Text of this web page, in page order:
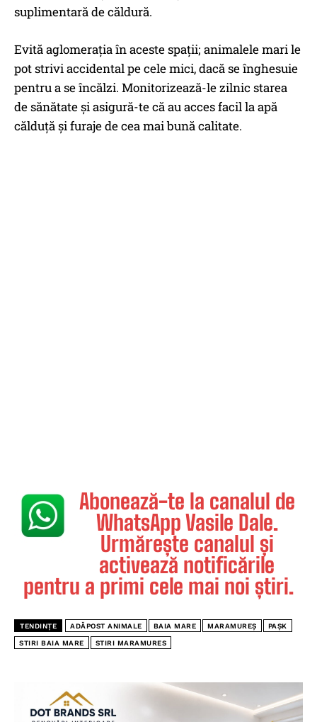
suplimentară de căldură.
Evită aglomerația în aceste spații; animalele mari le
pot strivi accidental pe cele mici, dacă se înghesuie
pentru a se încălzi. Monitorizează-le zilnic starea
de sănătate și asigură-te că au acces facil la apă
călduță și furaje de cea mai bună calitate.
Abonează-te la canalul de
WhatsApp Vasile Dale.
Urmărește canalul și
activează notificările
pentru a primi cele mai noi știri.
TENDINȚE ADĂPOST ANIMALE BAIA MARE MARAMUREȘ PAȘK
STIRI BAIA MARE STIRI MARAMURES